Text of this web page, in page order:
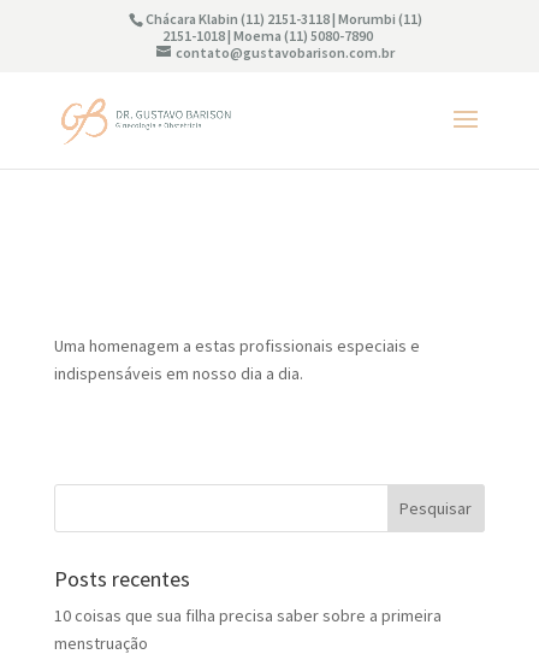
Chácara Klabin (11) 2151-3118 | Morumbi (11)
2151-1018 | Moema (11) 5080-7890
contato@gustavobarison.com.br
Uma homenagem a estas profissionais especiais e
indispensáveis em nosso dia a dia.
Posts recentes
10 coisas que sua filha precisa saber sobre a primeira
menstruação